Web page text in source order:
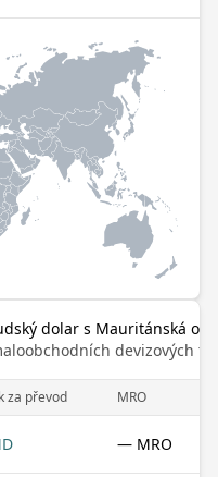
dolar s Mauritánská
devizových
za převod MRO
— MRO